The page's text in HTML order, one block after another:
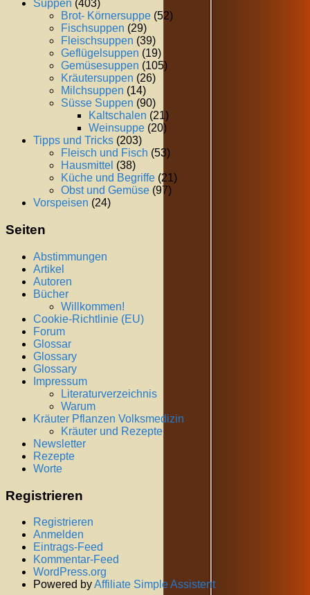
Suppen (403)
Brot- Körnersuppe (52)
Fischsuppen (29)
Fleischsuppen (39)
Geflügelsuppen (19)
Gemüsesuppen (105)
Kräutersuppen (26)
Milchsuppen (14)
Süsse Suppen (90)
Kaltschalen (21)
Weinsuppe (20)
Tipps und Tricks (203)
Fleisch und Fisch (53)
Hausmittel (38)
Küche und Begriffe (21)
Obst und Gemüse (97)
Vorspeisen (24)
Seiten
Abstimmungen
Artikel
Autoren
Bücher
Willkommen!
Cookie-Richtlinie (EU)
Forum
Glossar
Glossary
Glossary
Impressum
Literaturverzeichnis
Warum
Kräuter Pflanzen Volksmedizin
Kräuter und Rezepte
Newsletter
Rezepte
Worte
Registrieren
Registrieren
Anmelden
Eintrags-Feed
Kommentar-Feed
WordPress.org
Powered byAffiliate Simple Assistent